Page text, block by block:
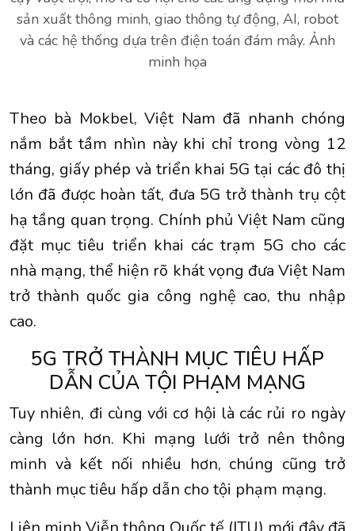
sản xuất thông minh, giao thông tự động, AI, robot
và các hệ thống dựa trên điện toán đám mây. Ảnh
minh họa
Theo bà Mokbel, Việt Nam đã nhanh chóng
nắm bắt tầm nhìn này khi chỉ trong vòng 12
tháng, giấy phép và triển khai 5G tại các đô thị
lớn đã được hoàn tất, đưa 5G trở thành trụ cột
hạ tầng quan trọng. Chính phủ Việt Nam cũng
đặt mục tiêu triển khai các trạm 5G cho các
nhà mạng, thể hiện rõ khát vọng đưa Việt Nam
trở thành quốc gia công nghệ cao, thu nhập
cao.
5G TRỞ THÀNH MỤC TIÊU HẤP
DẪN CỦA TỘI PHẠM MẠNG
Tuy nhiên, đi cùng với cơ hội là các rủi ro ngày
càng lớn hơn. Khi mạng lưới trở nên thông
minh và kết nối nhiều hơn, chúng cũng trở
thành mục tiêu hấp dẫn cho tội phạm mạng.